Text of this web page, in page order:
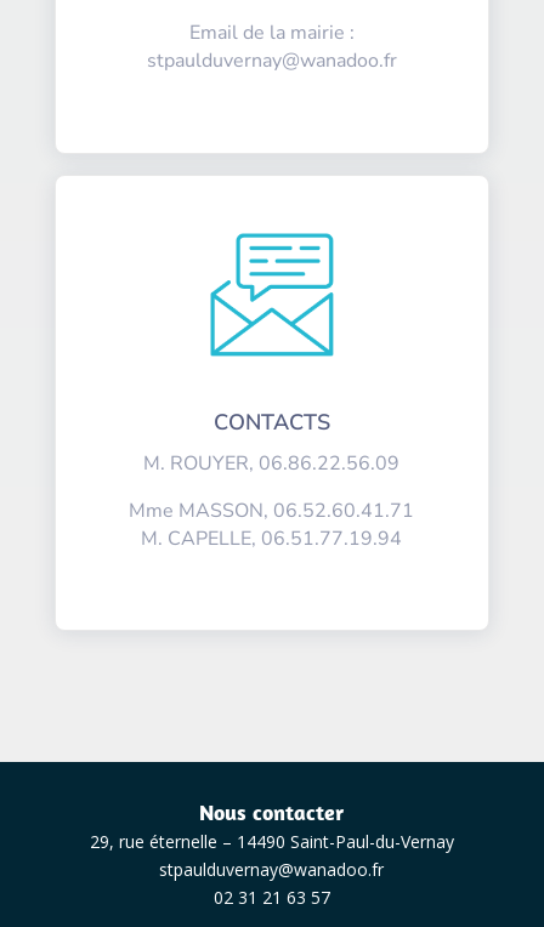
Email de la mairie :
stpaulduvernay@wanadoo.fr
CONTACTS
M. ROUYER, 06.86.22.56.09
Mme MASSON, 06.52.60.41.71
M. CAPELLE, 06.51.77.19.94
Nous contacter
29, rue éternelle – 14490 Saint-Paul-du-Vernay
stpaulduvernay@wanadoo.fr
02 31 21 63 57